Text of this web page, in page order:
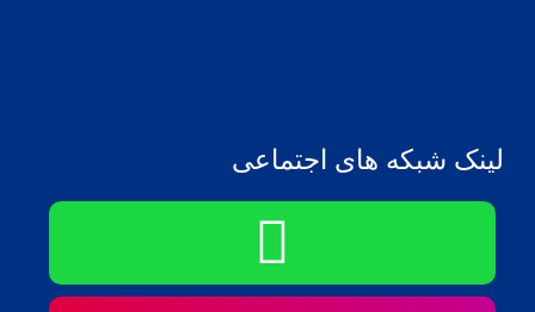
لینک شبکه های اجتماعی